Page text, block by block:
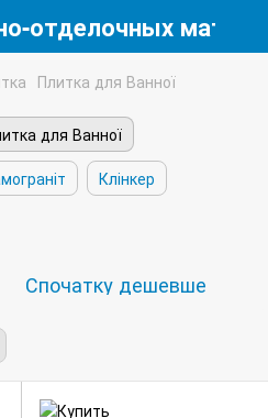
отделочных
Плитка для Ванної
для Ванної
Клінкер
Спочатку дешевше